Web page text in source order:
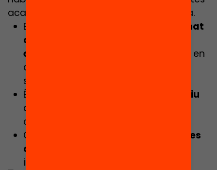
acadèmics i personals d’aquesta etapa.
Els tallers estan oberts a
tot l’alumnat
català d’aquestes etapes
educatives
, independentment de si en
aquests moments participen en les
sessions de mentoria.
És necessari
disposar d’un dispositiu
amb càmera, auriculars i bona
connexió a internet.
Cada adolescent
a les
càpsules que desitgi
interessin dins el programa.